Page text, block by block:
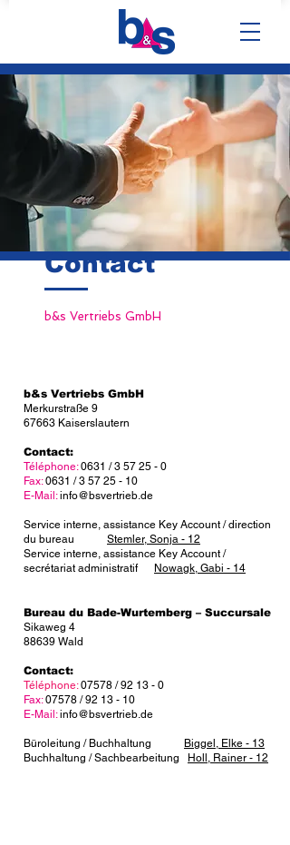
Contact
b&s Vertriebs GmbH
b&s Vertriebs GmbH
Merkurstraße 9
67663 Kaiserslautern
Contact:
Téléphone: 0631 / 3 57 25 - 0
Fax:0631 /3 57 25 - 10
E-Mail: info@bsvertrieb.de
Service interne, assistance Key Account / direction
du bureau Stemler, Sonja - 12
Service interne, assistance Key Account /
secrétariat administratif
Nowagk, Gabi - 14
Bureau du Bade-Wurtemberg – Succursale
Sikaweg 4
88639 Wald
Contact:
Téléphone:07578 / 92 13 - 0
Fax:07578 / 92 13 - 10
E-Mail:info@bsvertrieb.de
Büroleitung / Buchhaltung
Biggel, Elke - 13
Buchhaltung / Sachbearbeitung
Holl, Rainer - 12